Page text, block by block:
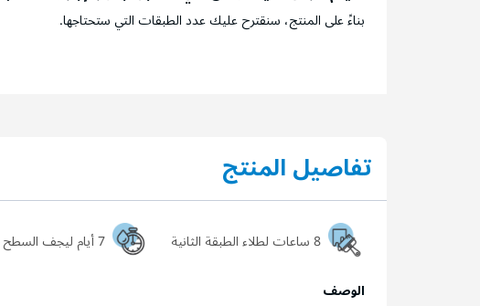
بناءً على المنتج، سنقترح عليك عدد الطبقات التي ستحتاجها.
تفاصيل المنتج
8 ساعات لطلاء الطبقة الثانية 7 أيام ليجف السطح تماماً
الوصف